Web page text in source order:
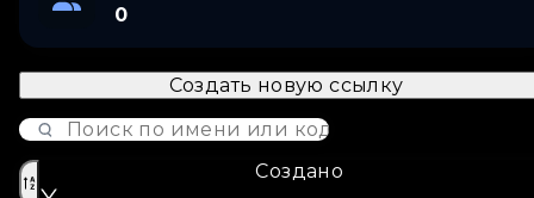
0
Создать новую ссылку
Создано